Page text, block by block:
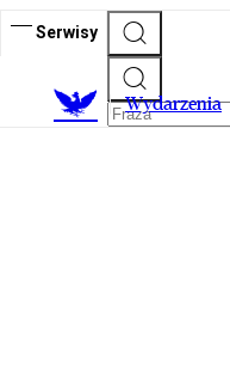
Serwisy
Wydarzenia